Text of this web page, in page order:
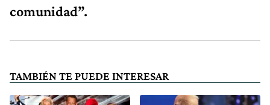
comunidad”.
TAMBIÉN TE PUEDE INTERESAR